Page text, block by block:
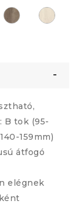
B tok (95-
159mm)
átfogó
elégnek